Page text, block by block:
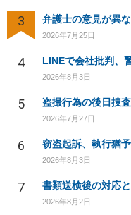
3
2026年7月25日
4 LINEで会社批判、
2026年8月3日
5 盗撮行為の後日捜
2026年7月27日
6 窃盗起訴、執行猶
2026年8月3日
7
2026年8月2日